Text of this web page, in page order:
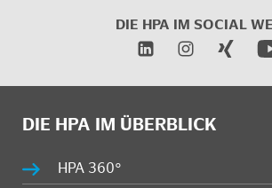
DIE HPA IM SOCIAL
DIE HPA IM ÜBERBLICK
HPA 360°